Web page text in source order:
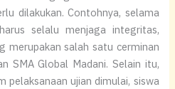
dilakukan. Contohnya, selama
selalu menjaga integritas,
merupakan salah satu cerminan
SMA Global Madani. Selain itu,
pelaksanaan ujian dimulai, siswa